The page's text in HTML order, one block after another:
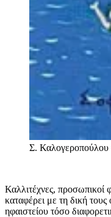
Σ. Καλογεροπούλου
Καλλιτέχνες, προσωπικοί
καταφέρει με τη δική τους
ηφαιστείου τόσο